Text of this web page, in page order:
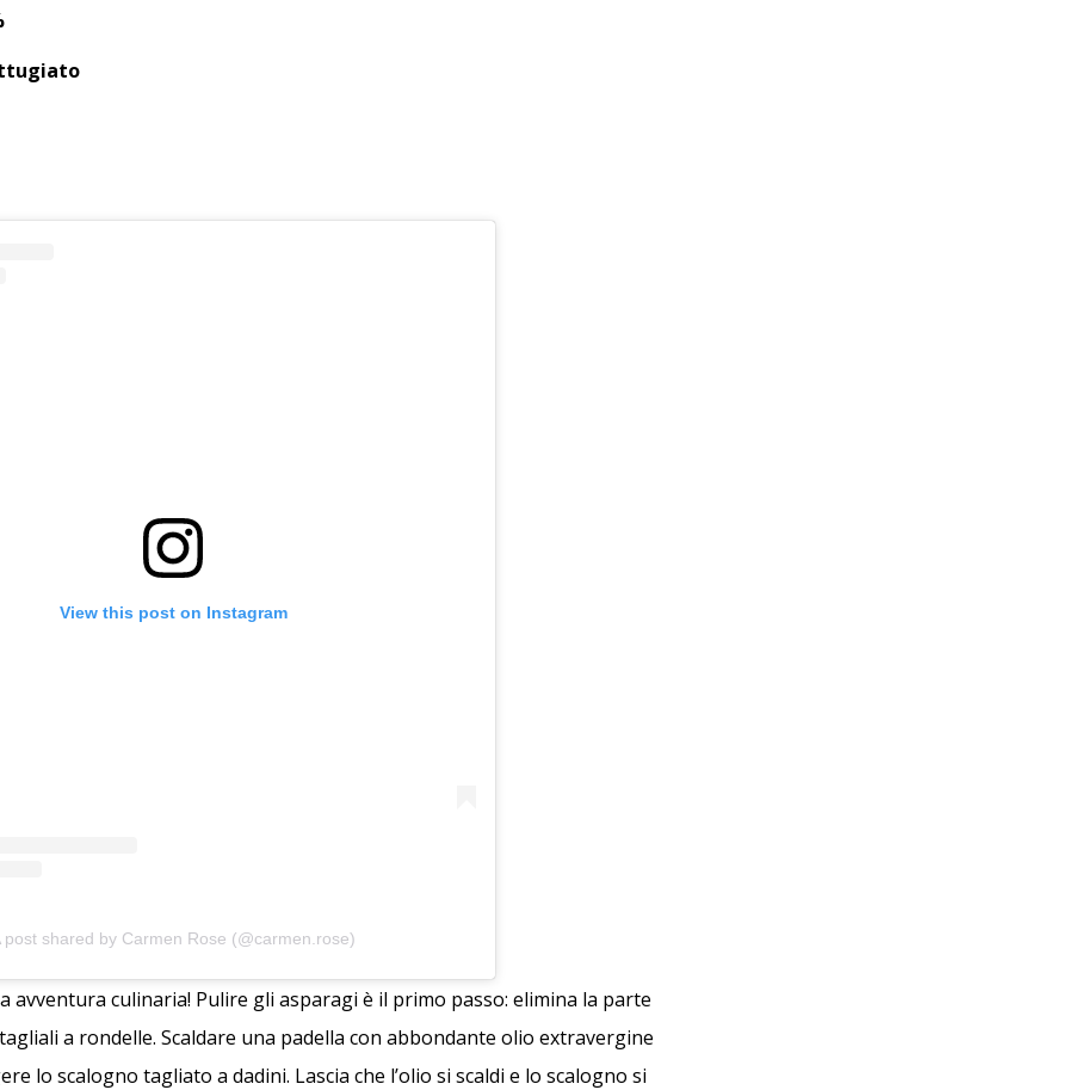
View this post on Instagram
post shared by Carmen Rose (@carmen.rose)
avventura culinaria! Pulire gli asparagi è il primo passo: elimina la parte
a rondelle. Scaldare una padella con abbondante olio extravergine
lo scalogno tagliato a dadini. Lascia che l’olio si scaldi e lo scalogno si